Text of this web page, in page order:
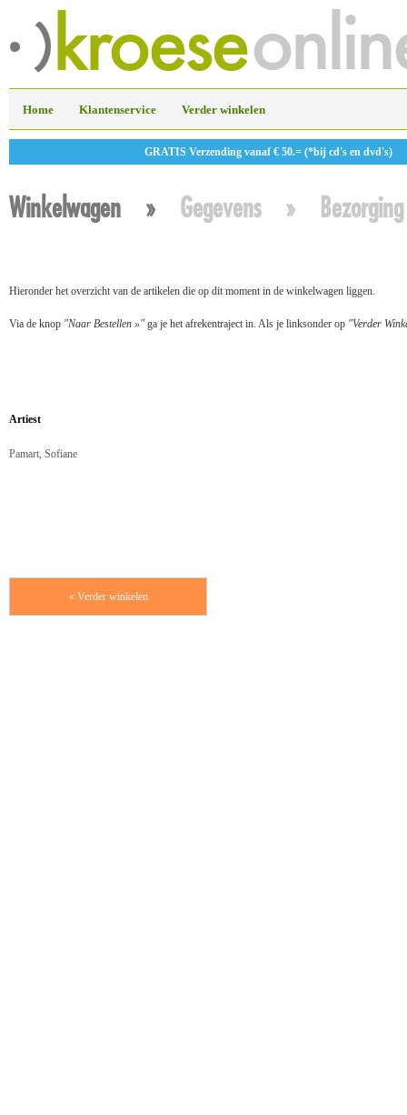
Home Klantenservice Verder winkelen
GRATIS Verzending vanaf € 50.= (*bij cd's en dvd's)
Winkelwagen » Gegevens » Bezorging
Hieronder het overzicht van de artikelen die op dit moment in de winkelwagen liggen.
Via de knop "Naar Bestellen »" ga je het afrekentraject in. Als je linksonder op "Verder
Artiest
Pamart, Sofiane
« Verder winkelen